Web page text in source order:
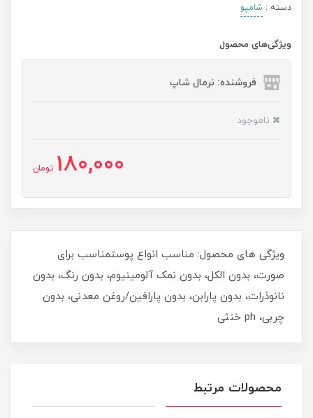
دسته : شامپو
ویژگی‌های محصول
فروشنده: نرمال شاپ
ناموجود
180,000 تومان
ویژگی های محصول: مناسب انواع پوستمناسب برای
صورت، بدون الکل، بدون نمک آلومینیوم، بدون رنگ، بدون
نانوذرات، بدون پارابن، بدون پارافین/روغن معدنی، بدون
چربی، ph خنثی
محصولات مرتبط